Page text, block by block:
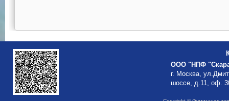
ООО "НПФ
г. Москва,
шоссе, д.11, оф.